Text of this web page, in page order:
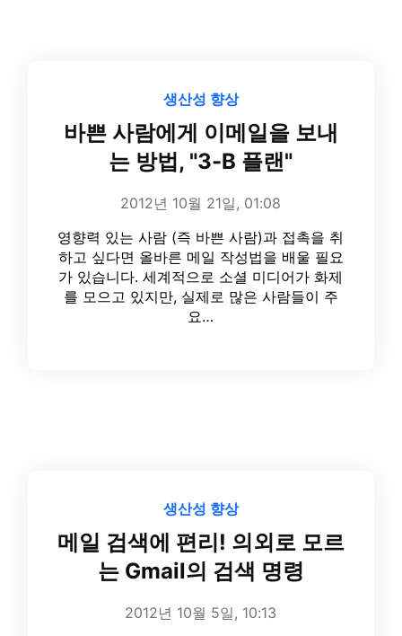
생산성 향상
바쁜 사람에게 이메일을 보내
는 방법, "3-B 플랜"
2012년 10월 21일, 01:08
영향력 있는 사람 (즉 바쁜 사람)과 접촉을 취
하고 싶다면 올바른 메일 작성법을 배울 필요
가 있습니다. 세계적으로 소셜 미디어가 화제
를 모으고 있지만, 실제로 많은 사람들이 주
요…
생산성 향상
메일 검색에 편리! 의외로 모르
는 Gmail의 검색 명령
2012년 10월 5일, 10:13